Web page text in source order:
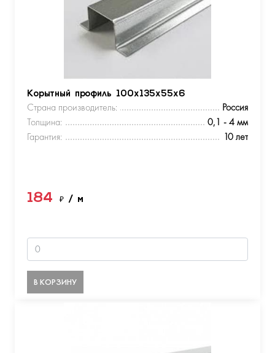
Корытный профиль 100х135х55х6
Страна производитель:
Россия
Толщина:
0,1 - 4 мм
Гарантия:
10 лет
184 ₽ / м
В КОРЗИНУ